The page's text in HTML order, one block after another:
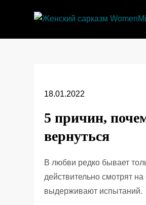
18.01.2022
5 причин,
вернуться
В любви редко бывает
действительно смотрят
выдерживают испытаний.